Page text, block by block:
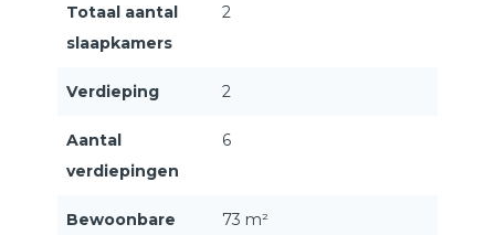
Totaal aantal
slaapkamers
2
Verdieping 2
Aantal
verdiepingen
6
Bewoonbare 73 m²